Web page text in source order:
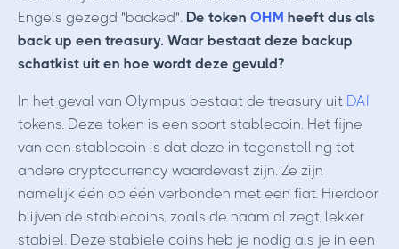
Engels gezegd "backed". De token OHM heeft dus als
back up een treasury. Waar bestaat deze backup
schatkist uit en hoe wordt deze gevuld?
In het geval van Olympus bestaat de treasury uit DAI
tokens. Deze token is een soort stablecoin. Het fijne
van een stablecoin is dat deze in tegenstelling tot
andere cryptocurrency waardevast zijn. Ze zijn
namelijk één op één verbonden met een fiat. Hierdoor
blijven de stablecoins, zoals de naam al zegt, lekker
stabiel. Deze stabiele coins heb je nodig als je in een